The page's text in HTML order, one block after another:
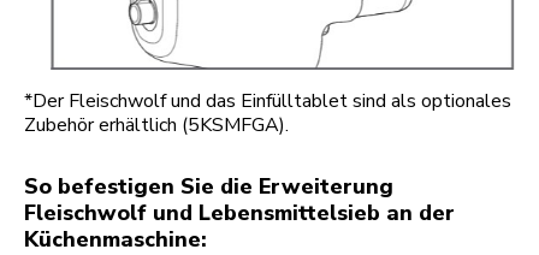
*Der Fleischwolf und das Einfülltablet sind als optionales
Zubehör erhältlich (5KSMFGA).
So befestigen Sie die Erweiterung
Fleischwolf und Lebensmittelsieb an der
Küchenmaschine: